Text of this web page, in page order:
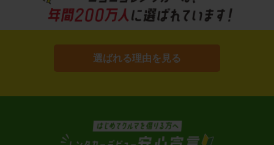
選ばれる理由を見る